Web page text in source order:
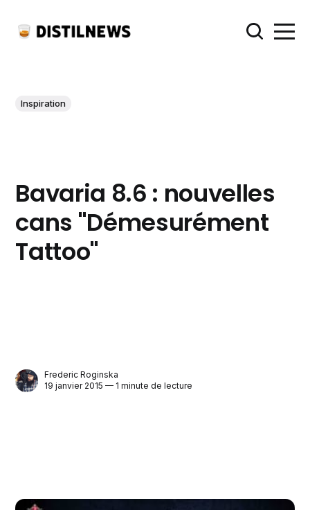
Inspiration
Bavaria 8.6 : nouvelles
cans "Démesurément
Tattoo"
Frederic Roginska
19 janvier 2015 — 1 minute de lecture